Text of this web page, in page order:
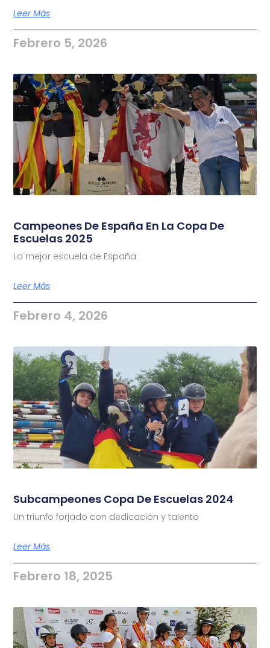
Leer Más
Febrero 5, 2026
Campeones De España En La Copa De
Escuelas 2025
La mejor escuela de España
Leer Más
Febrero 4, 2026
Subcampeones Copa De Escuelas 2024
Un triunfo forjado con dedicación y talento
Leer Más
Febrero 18, 2025